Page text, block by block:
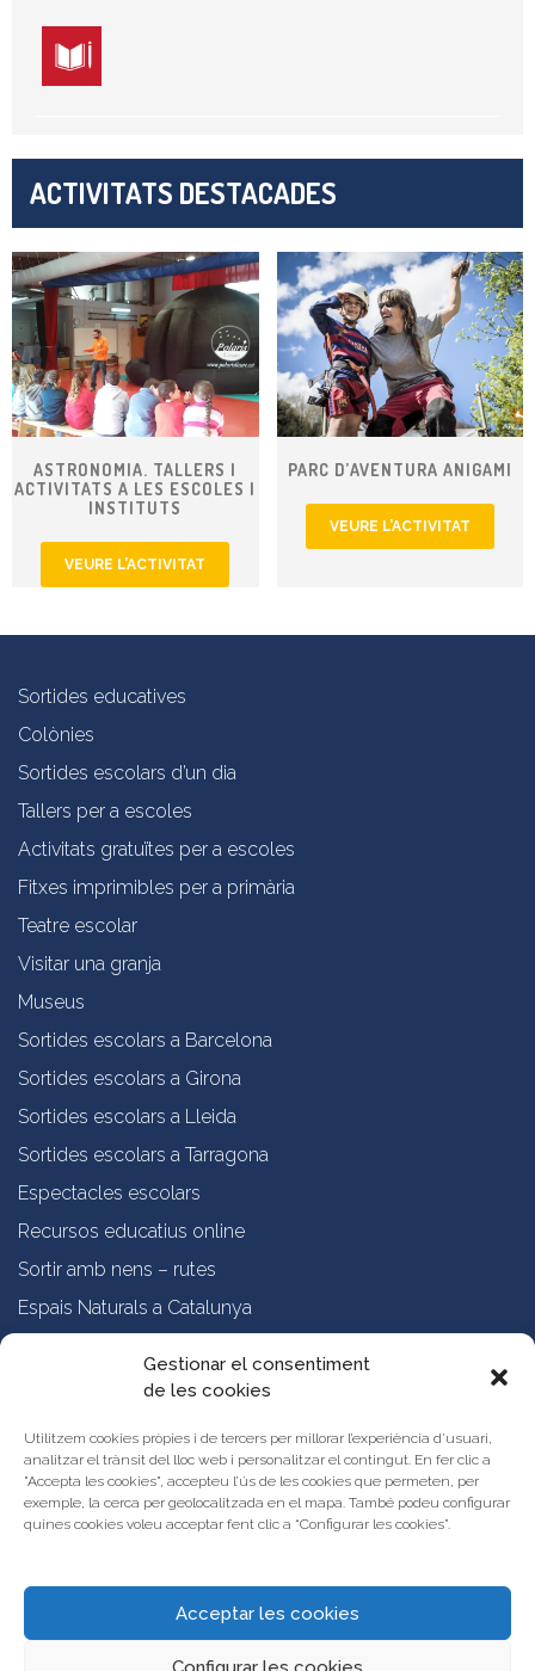
Gestionar el consentiment
de les cookies
Utilitzem cookies pròpies i de tercers per millorar l’experiència d’usuari,
analitzar el trànsit del lloc web i personalitzar el contingut. En fer clic a
"Accepta les cookies", accepteu l’ús de les cookies que permeten, per
exemple, la cerca per geolocalitzada en el mapa. També podeu configurar
quines cookies voleu acceptar fent clic a “Configurar les cookies”.
Acceptar les cookies
ACTIVITATS DESTACADES
ASTRONOMIA. TALLERS I
ACTIVITATS A LES ESCOLES I
INSTITUTS
VEURE L’ACTIVITAT
PARC D’AVENTURA ANIGAMI
VEURE L’ACTIVITAT
Sortides educatives
Colònies
Sortides escolars d’un dia
Tallers per a escoles
Activitats gratuïtes per a escoles
Fitxes imprimibles per a primària
Teatre escolar
Visitar una granja
Museus
Sortides escolars a Barcelona
Sortides escolars a Girona
Sortides escolars a Lleida
Sortides escolars a Tarragona
Espectacles escolars
Recursos educatius online
Sortir amb nens – rutes
Espais Naturals a Catalunya
Qui som?
Vols publicar les teves propostes al Portal d’Activitats Educatives de
Catalunya?
Condicions d’ús i avís legal